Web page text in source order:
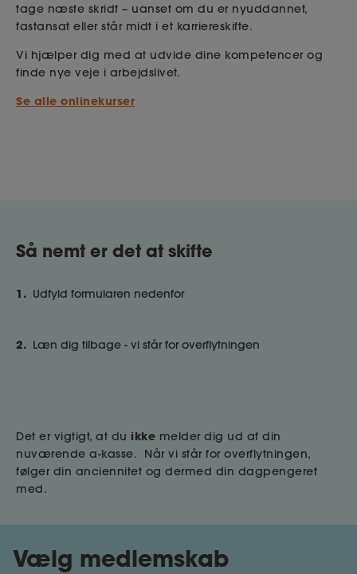
tage næste skridt – uanset om du er nyuddannet,
fastansat eller står midt i et karriereskifte.
Vi hjælper dig med at udvide dine kompetencer og
finde nye veje i arbejdslivet.
Se alle onlinekurser
Så nemt er det at skifte
1. Udfyld formularen nedenfor
2. Læn dig tilbage - vi står for overflytningen
Det er vigtigt, at du ikke melder dig ud af din
nuværende a-kasse. Når vi står for overflytningen,
følger din anciennitet og dermed din dagpengeret
med.
Vælg medlemskab